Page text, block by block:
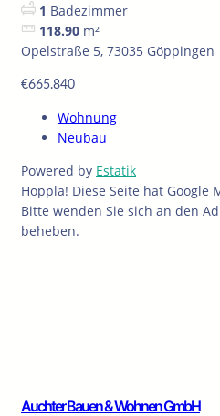
1 Badezimmer
118.90 m²
Opelstraße 5, 73035 Göppingen
€665.840
Wohnung
Neubau
Powered by Estatik
Hoppla! Diese Seite hat
Bitte wenden Sie sich an den
beheben.
Auchter Bauen & Wohnen GmbH